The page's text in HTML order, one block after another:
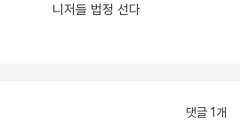
니저들 법정 선다
댓글 1개